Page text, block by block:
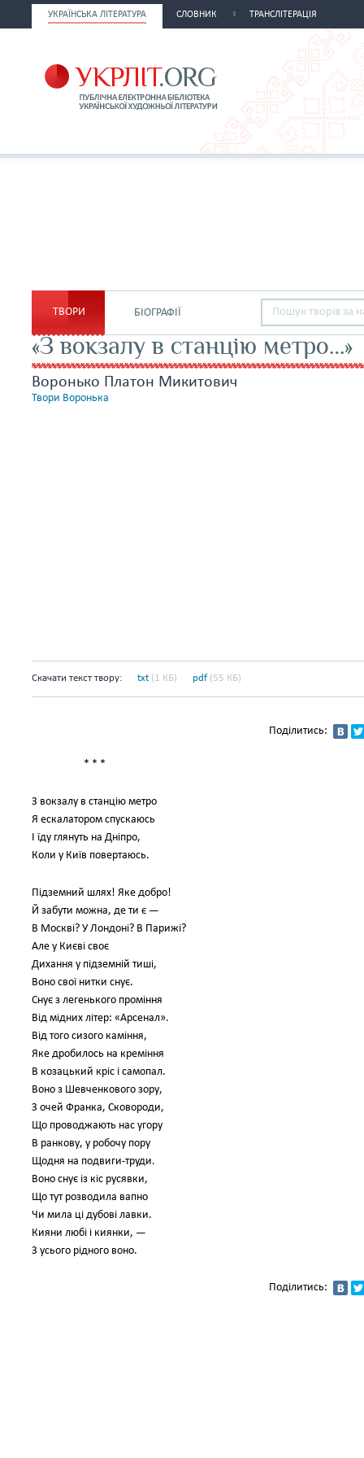
УКРАЇНСЬКА ЛІТЕРАТУРА СЛОВНИК ТРАНСЛІТЕРАЦІЯ
ТВОРИ БІОГРАФІЇ
«З вокзалу в станцію метро…»
Воронько Платон Микитович
Твори Воронька
Скачати текст твору: txt (1 КБ) pdf (55 КБ)
Поділитись:
* * *
З вокзалу в станцію метро
Я ескалатором спускаюсь
І їду глянуть на Дніпро,
Коли у Київ повертаюсь.
Підземний шлях! Яке добро!
Й забути можна, де ти є —
В Москві? У Лондоні? В Парижі?
Але у Києві своє
Дихання у підземній тиші,
Воно свої нитки снує.
Снує з легенького проміння
Від мідних літер: «Арсенал».
Від того сизого каміння,
Яке дробилось на креміння
В козацький кріс і самопал.
Воно з Шевченкового зору,
З очей Франка, Сковороди,
Що проводжають нас угору
В ранкову, у робочу пору
Щодня на подвиги-труди.
Воно снує із кіс русявки,
Що тут розводила вапно
Чи мила ці дубові лавки.
Кияни любі і киянки, —
З усього рідного воно.
Поділитись: